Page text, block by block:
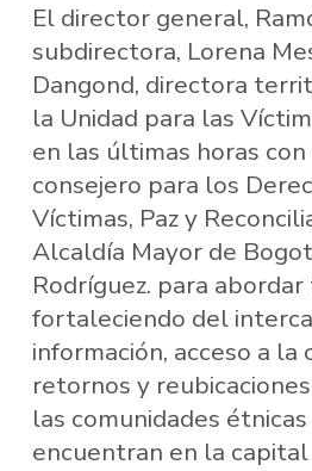
El director general,
subdirectora, Lorena
Dangond, directora
la Unidad para las
en las últimas horas
consejero para los
Víctimas, Paz y
Alcaldía Mayor de
Rodríguez. para
fortaleciendo del
información, acceso a la
retornos y
las comunidades
encuentran en la